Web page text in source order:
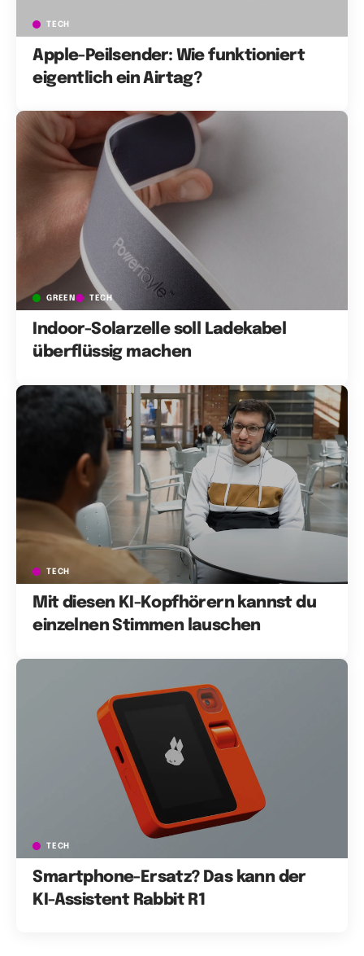
TECH
Apple-Peilsender: Wie funktioniert
eigentlich ein Airtag?
GREEN TECH
Indoor-Solarzelle soll Ladekabel
überflüssig machen
TECH
Mit diesen KI-Kopfhörern kannst du
einzelnen Stimmen lauschen
TECH
Smartphone-Ersatz? Das kann der
KI-Assistent Rabbit R1